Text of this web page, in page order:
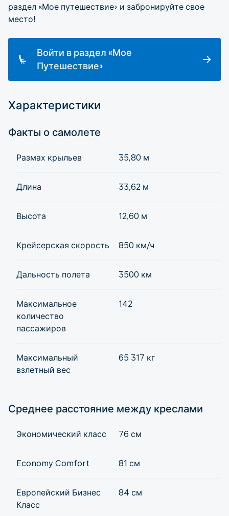
раздел «Мое путешествие» и забронируйте свое
место!
Войти в раздел «Мое
Путешествие»
Характеристики
Факты о самолете
Размах крыльев 35,80 м
Длина 33,62 м
Высота 12,60 м
Крейсерская скорость 850 км/ч
Дальность полета 3500 км
Максимальное
количество
пассажиров
142
Максимальный
взлетный вес
65 317 кг
Среднее расстояние между креслами
Экономический класс 76 см
Economy Comfort 81 см
Европейский Бизнес
Класс
84 см